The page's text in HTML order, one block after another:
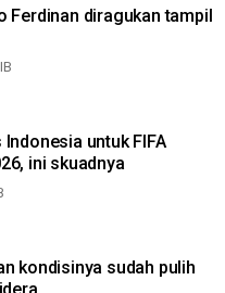
Ferdinan diragukan tampil
untuk FIFA
Matchday Juni 2026, ini skuadnya
kondisinya sudah pulih